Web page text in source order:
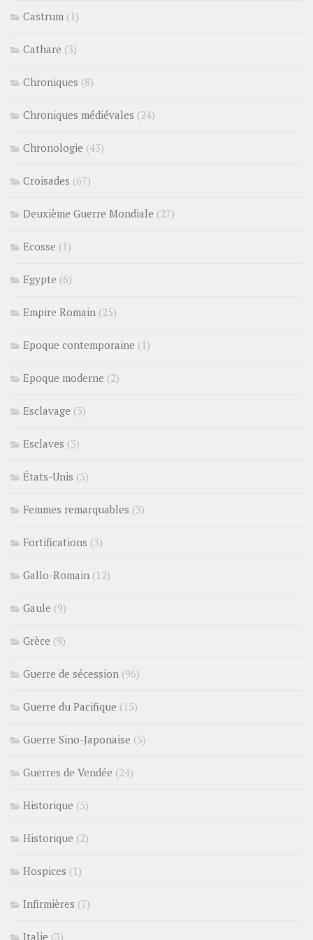
Castrum (1)
Cathare (3)
Chroniques (8)
Chroniques médiévales (24)
Chronologie (43)
Croisades (67)
Deuxième Guerre Mondiale (27)
Ecosse (1)
Egypte (6)
Empire Romain (25)
Epoque contemporaine (1)
Epoque moderne (2)
Esclavage (3)
Esclaves (3)
États-Unis (5)
Femmes remarquables (3)
Fortifications (3)
Gallo-Romain (12)
Gaule (9)
Grèce (9)
Guerre de sécession (96)
Guerre du Pacifique (15)
Guerre Sino-Japonaise (5)
Guerres de Vendée (24)
Historique (5)
Historique (2)
Hospices (1)
Infirmières (7)
Italie (3)